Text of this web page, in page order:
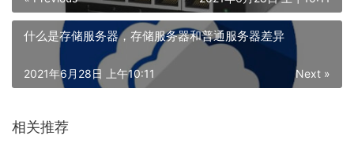
什么是存储服务器，存储服务器和普通服务器差异
Next »
2021年6月28日 上午10:11
相关推荐